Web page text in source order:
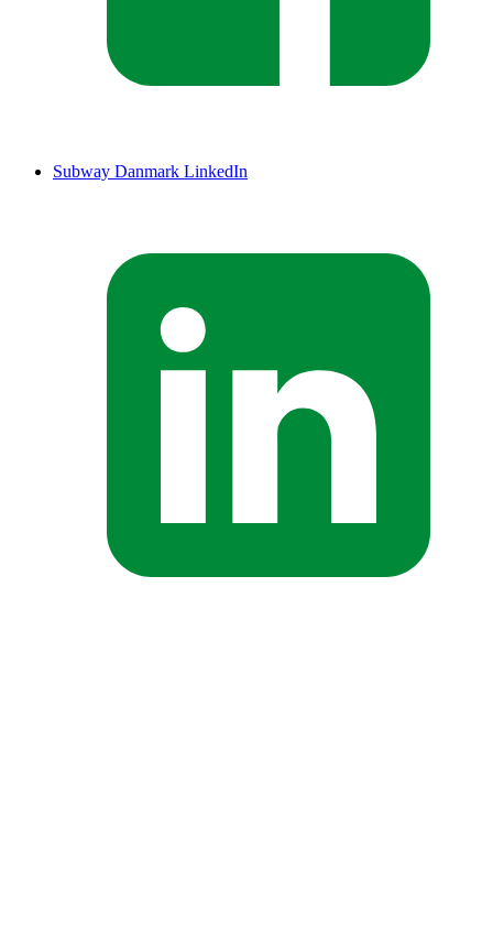
Subway Danmark LinkedIn